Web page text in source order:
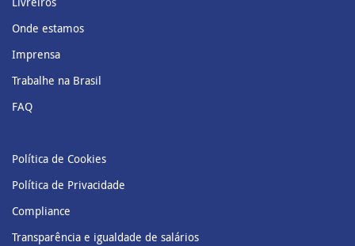
Onde estamos
Imprensa
Trabalhe na Brasil
FAQ
Política de Cookies
Política de Privacidade
Compliance
Transparência e igualdade de salários